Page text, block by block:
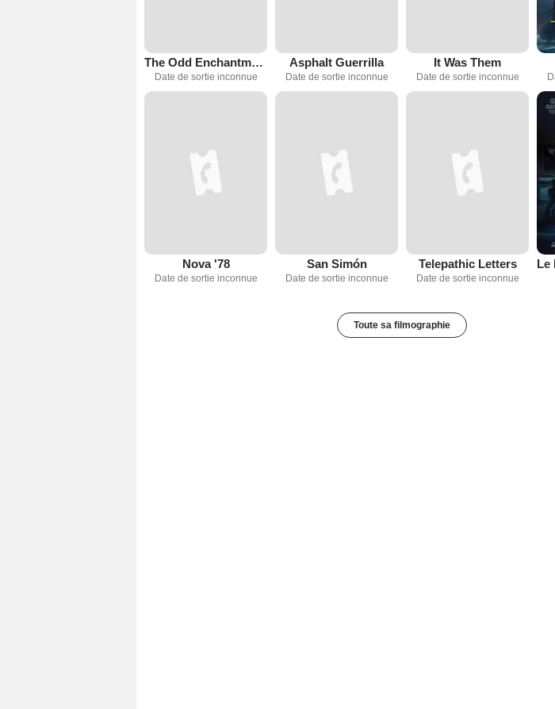
The Odd Enchantment Of Madam P
Date de sortie inconnue
Asphalt Guerrilla
Date de sortie inconnue
It Was Them
Date de sortie inconnue
Nova '78
Date de sortie inconnue
San Simón
Date de sortie inconnue
Telepathic Letters
Date de sortie inconnue
Toute sa filmographie